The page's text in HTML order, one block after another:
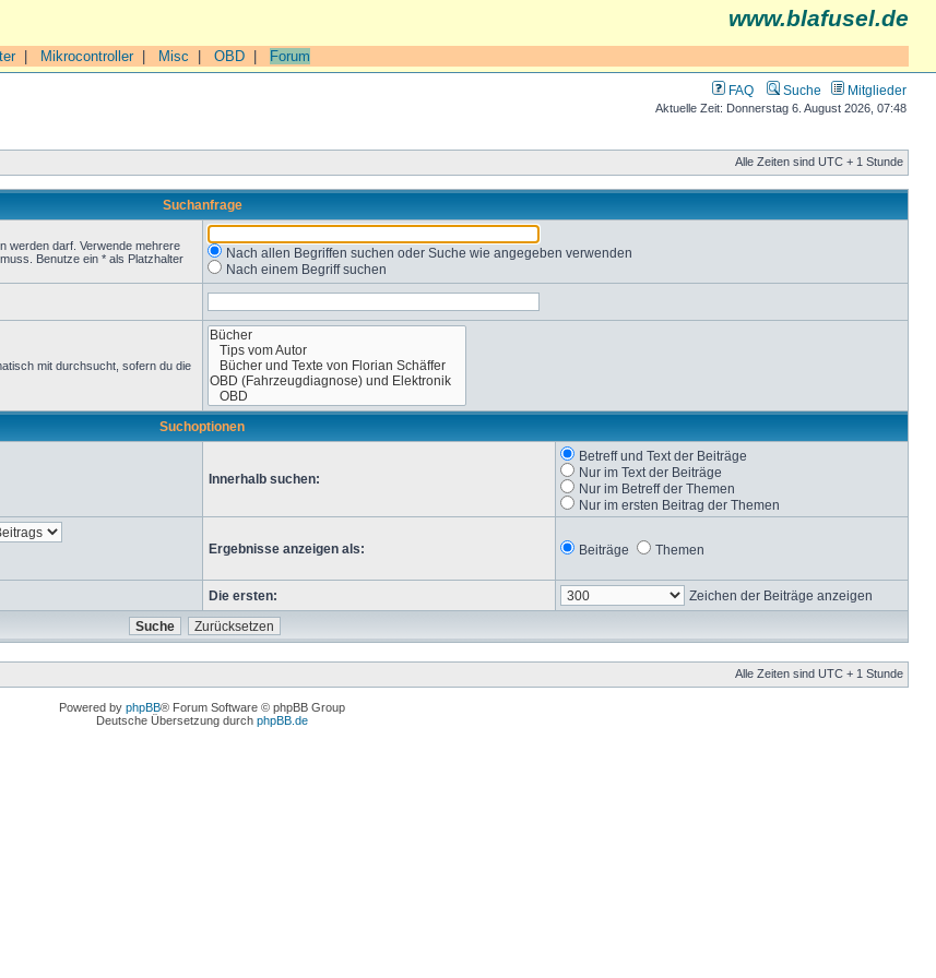
www.blafusel.de
| Mikrocontroller| Misc OBD Forum
FAQ Suche Mitglieder
Aktuelle Zeit: Donnerstag 6. August 2026, 07:48
Alle Zeiten sind UTC + 1 Stunde
Suchanfrage
werden darf. Verwende mehrere
Benutze ein * als Platzhalter
Nach allen Begriffen suchen oder Suche wie angegeben verwenden
Nach einem Begriff suchen
mit durchsucht, sofern du die
Suchoptionen
Innerhalb suchen:
Betreff und Text der Beiträge
Nur im Text der Beiträge
Nur im Betreff der Themen
Nur im ersten Beitrag der Themen
Ergebnisse anzeigen als: Beiträge Themen
Die ersten: Zeichen der Beiträge anzeigen
Alle Zeiten sind UTC + 1 Stunde
Powered by phpBB® Forum Software © phpBB Group
Deutsche Übersetzung durch phpBB.de